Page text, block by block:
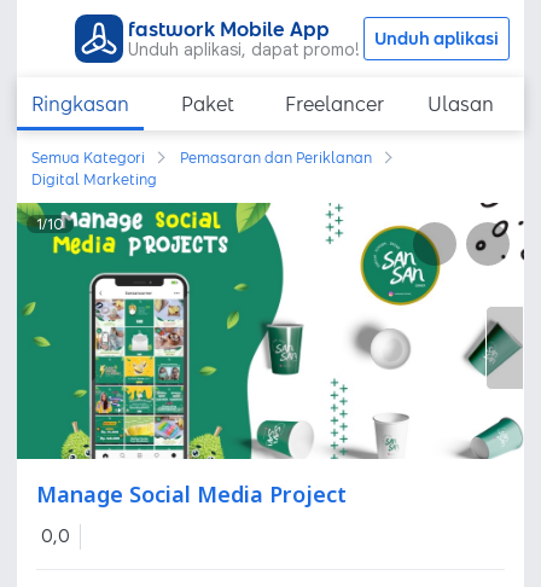
fastwork Mobile App
Unduh aplikasi, dapat promo! Unduh aplikasi
Ringkasan Paket Freelancer Ulasan
Semua Kategori
Pemasaran dan Periklanan
Digital Marketing
1/10
Manage Social Media Project
0,0